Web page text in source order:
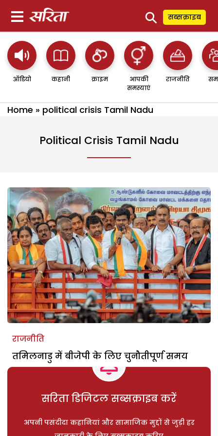
⚲ सब्सक्राइब
ऑडियो कहानी क्राइम
आपकी
समस्याएं
राजनीति
Home » political crisis Tamil Nadu
Political Crisis Tamil Nadu
राजनीति
तमिलनाडु में बीजेपी के लिए चुनौतीपूर्ण समय
सरिता डिजिटल सब्सक्राइब करें
अपनी पसंदीदा कहानियां और सामाजिक मुद्दों से जुड़ी हर